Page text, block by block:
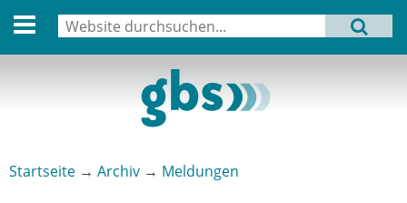
English version
MENU
Startseite → Archiv → Meldungen
Suchformular
Suche